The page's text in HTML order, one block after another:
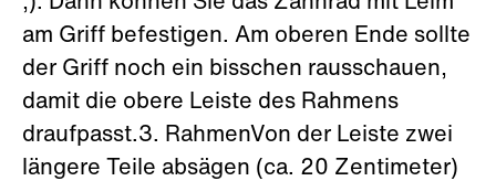
am Griff befestigen. Am oberen Ende sollte
der Griff noch ein bisschen rausschauen,
damit die obere Leiste des Rahmens
draufpasst.3. RahmenVon der Leiste zwei
längere Teile absägen (ca. 20 Zentimeter)